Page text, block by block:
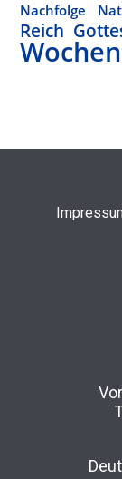
Nachfolge
Reich